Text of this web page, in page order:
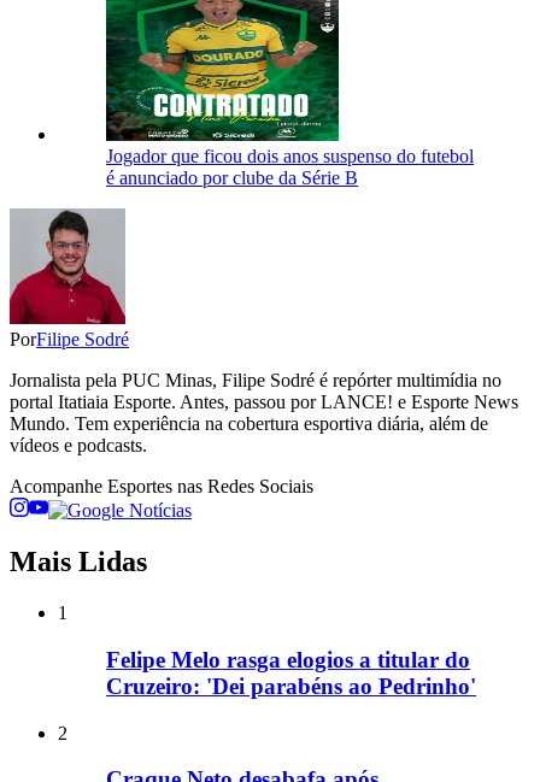
Jogador que ficou dois anos suspenso do futebol
é anunciado por clube da Série B
PorFilipe Sodré
Jornalista pela PUC Minas, Filipe Sodré é repórter multimídia no
portal Itatiaia Esporte. Antes, passou por LANCE! e Esporte News
Mundo. Tem experiência na cobertura esportiva diária, além de
vídeos e podcasts.
Acompanhe Esportes nas Redes Sociais
Mais Lidas
1
Felipe Melo rasga elogios a titular do
Cruzeiro: 'Dei parabéns ao Pedrinho'
2